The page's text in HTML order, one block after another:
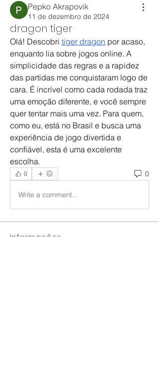
Pepko Akrapovik
11 de dezembro de 2024
dragon tiger
Olá! Descobri tiger dragon por acaso,
enquanto lia sobre jogos online. A
simplicidade das regras e a rapidez
das partidas me conquistaram logo de
cara. É incrível como cada rodada traz
uma emoção diferente, e você sempre
quer tentar mais uma vez. Para quem,
como eu, está no Brasil e busca uma
experiência de jogo divertida e
confiável, esta é uma excelente
escolha.
0 0
Write a comment...
Informações